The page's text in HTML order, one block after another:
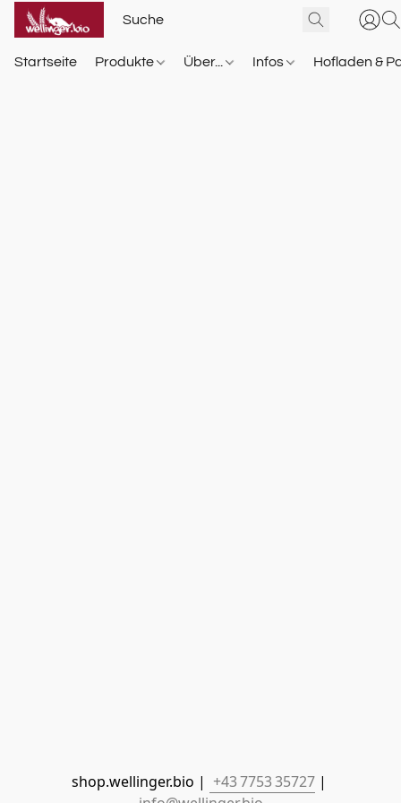
Startseite Produkte Über... Infos Hofladen &
shop.wellinger.bio | +43 7753 35727